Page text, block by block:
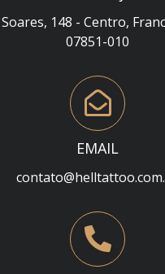
148 - Centro,
07851-010
EMAIL